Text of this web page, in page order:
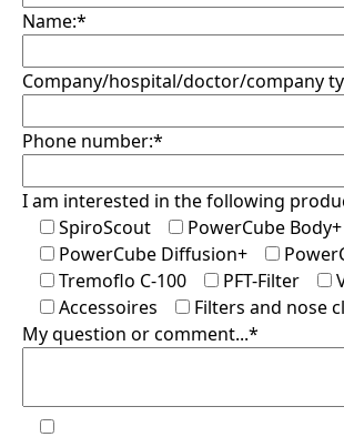
Name:*
Company/hospital/doctor/company
Phone number:*
I am interested in the following
SpiroScout
PowerCube Body+
PowerCube Diffusion+
Tremoflo C-100
PFT-Filter
Accessoires
Filters and nose
My question or comment...*